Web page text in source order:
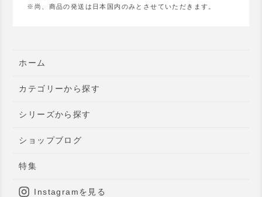
※尚、商品の発送は日本国内のみとさせていただきます。
ホーム
カテゴリーから探す
シリーズから探す
ショップブログ
特集
Instagramを見る